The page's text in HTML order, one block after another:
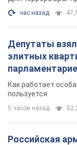
час назад
Депутаты
элитных
поселился
Как работает
пользуется
5 часов назад
Российская